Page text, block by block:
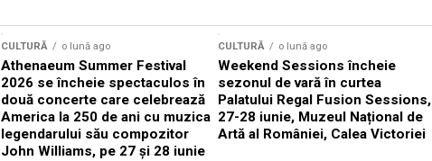
CULTURĂ o lună ago
Athenaeum Summer Festival
2026 se încheie spectaculos în
două concerte care celebrează
America la 250 de ani cu muzica
legendarului său compozitor
John Williams, pe 27 și 28 iunie
CULTURĂ o lună ago
Weekend Sessions încheie
sezonul de vară în curtea
Palatului Regal Fusion Sessions,
27-28 iunie, Muzeul Național de
Artă al României, Calea Victoriei